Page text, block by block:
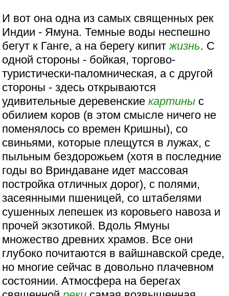
И вот она одна из самых священных рек
Индии - Ямуна. Темные воды неспешно
бегут к Ганге, а на берегу кипитжизнь. С
одной стороны - бойкая, торгово-
туристически-паломническая, а с другой
стороны - здесь открываются
удивительные деревенскиекартины с
обилием коров (в этом смысле ничего не
поменялось со времен Кришны), со
свиньями, которые плещутся в лужах, с
пыльным бездорожьем (хотя в последние
годы во Вриндаване идет массовая
постройка отличных дорог), с полями,
засеянными пшеницей, со штабелями
сушенных лепешек из коровьего навоза и
прочей экзотикой. Вдоль Ямуны
множество древних храмов. Все они
глубоко почитаются в вайшнавской среде,
но многие сейчас в довольно плачевном
состоянии. Атмосфера на берегах